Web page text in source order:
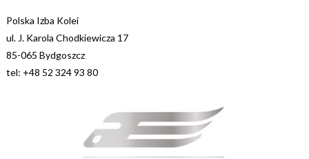
Polska Izba Kolei
ul. J. Karola Chodkiewicza 17
85-065 Bydgoszcz
tel: +48 52 324 93 80